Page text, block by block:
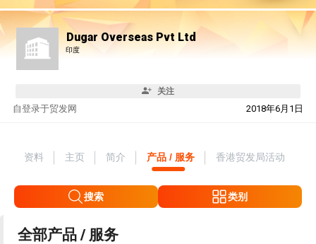
Dugar Overseas Pvt Ltd
印度
关注
自 2018年6月1日
登录于贸发网
资料 主页 简介 产品 / 服务 香港贸发局活动
搜索 类别
全部产品 / 服务